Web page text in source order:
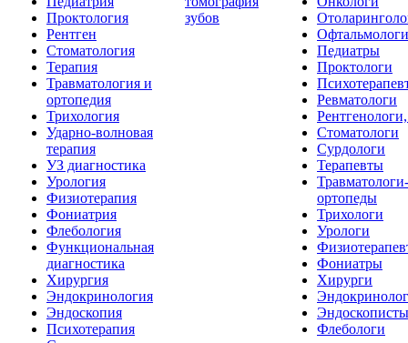
Проктология
Рентген
Стоматология
Терапия
Травматология и
ортопедия
Трихология
Ударно-волновая
терапия
УЗ диагностика
Урология
Физиотерапия
Фониатрия
Флебология
Функциональная
диагностика
Хирургия
Эндокринология
Эндоскопия
Психотерапия
зубов
Офтальмологи
Педиатры
Проктологи
Ревматологи
Стоматологи
Сурдологи
Терапевты
Травматологи-
ортопеды
Трихологи
Урологи
Фониатры
Хирурги
Эндоскописты
Флебологи